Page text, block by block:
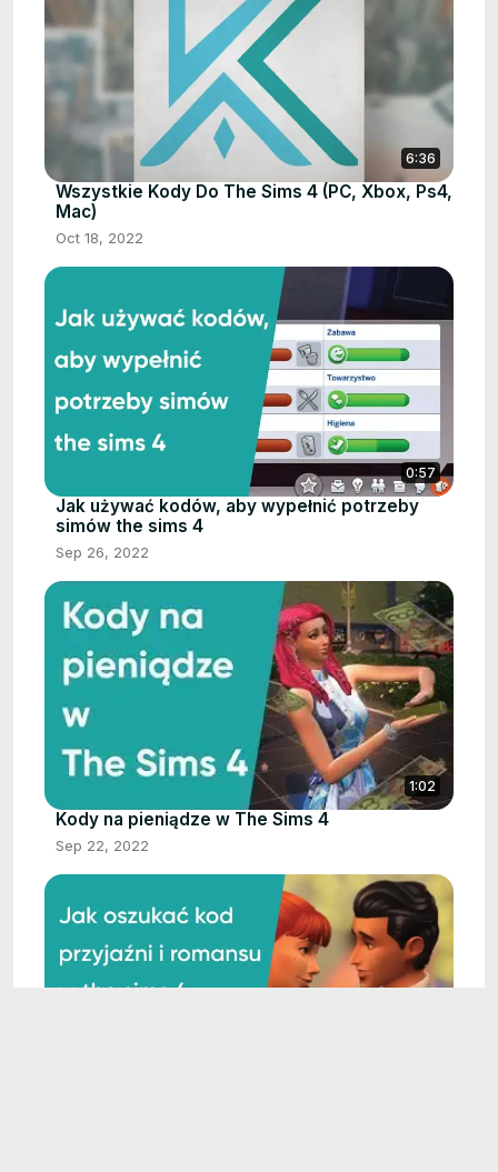
6:36
Wszystkie Kody Do The Sims 4 (PC, Xbox, Ps4,
Mac)
Oct 18, 2022
0:57
Jak używać kodów, aby wypełnić potrzeby
simów the sims 4
Sep 26, 2022
1:02
Kody na pieniądze w The Sims 4
Sep 22, 2022